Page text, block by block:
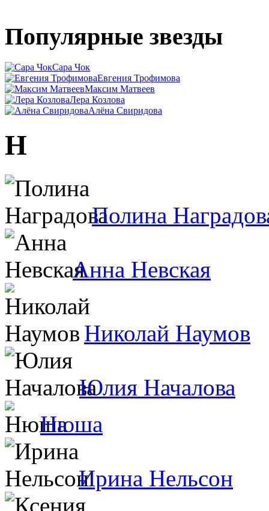
Популярные звезды
Сара Чок
Евгения Трофимова
Максим Матвеев
Лера Козлова
Алёна Свиридова
Н
Полина
Анна Невская
Николай Наумов
Юлия Началова
Нюша
Ирина Нельсон